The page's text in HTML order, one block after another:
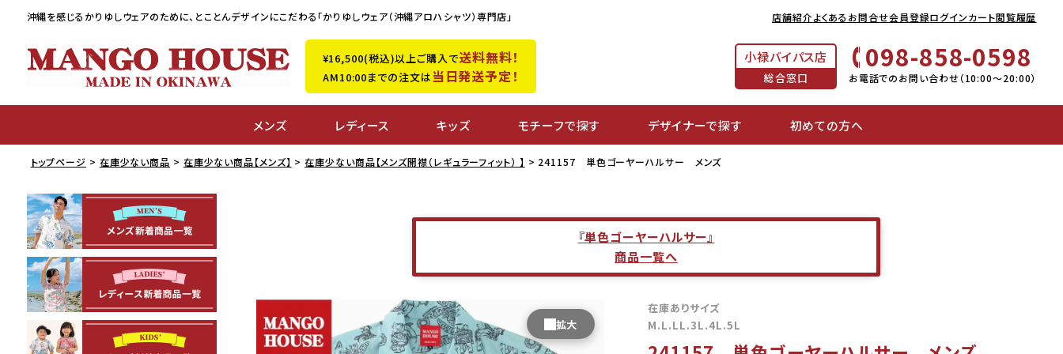
沖縄を感じるかりゆしウェアのために、 とことんデザインにこだわる「かりゆしウェア（沖縄アロハシャツ）専門店」 店舗紹介よくあるお問合せ会員登録ログインカート閲覧履歴
¥16,500(税込)以上ご購入で送料無料！
AM10:00までの注文は当日発送予定！
小禄バイパス店
総合窓口
098-858-0598
お電話でのお問い合わせ（10:00～20:00）
メンズ レディース キッズ モチーフで探す デザイナーで探す 初めての方へ
トップページ 在庫少ない商品 在庫少ない商品【メンズ】 在庫少ない商品【メンズ開襟（レギュラーフィット） 】 241157 単色ゴーヤーハルサー メンズ
『単色ゴーヤーハルサー』
商品一覧へ
在庫ありサイズ
M.L.LL.3L.4L.5L